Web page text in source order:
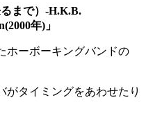
まで）-H.K.B.
年)」
ホーボーキングバンドの
イミングをあわせたり